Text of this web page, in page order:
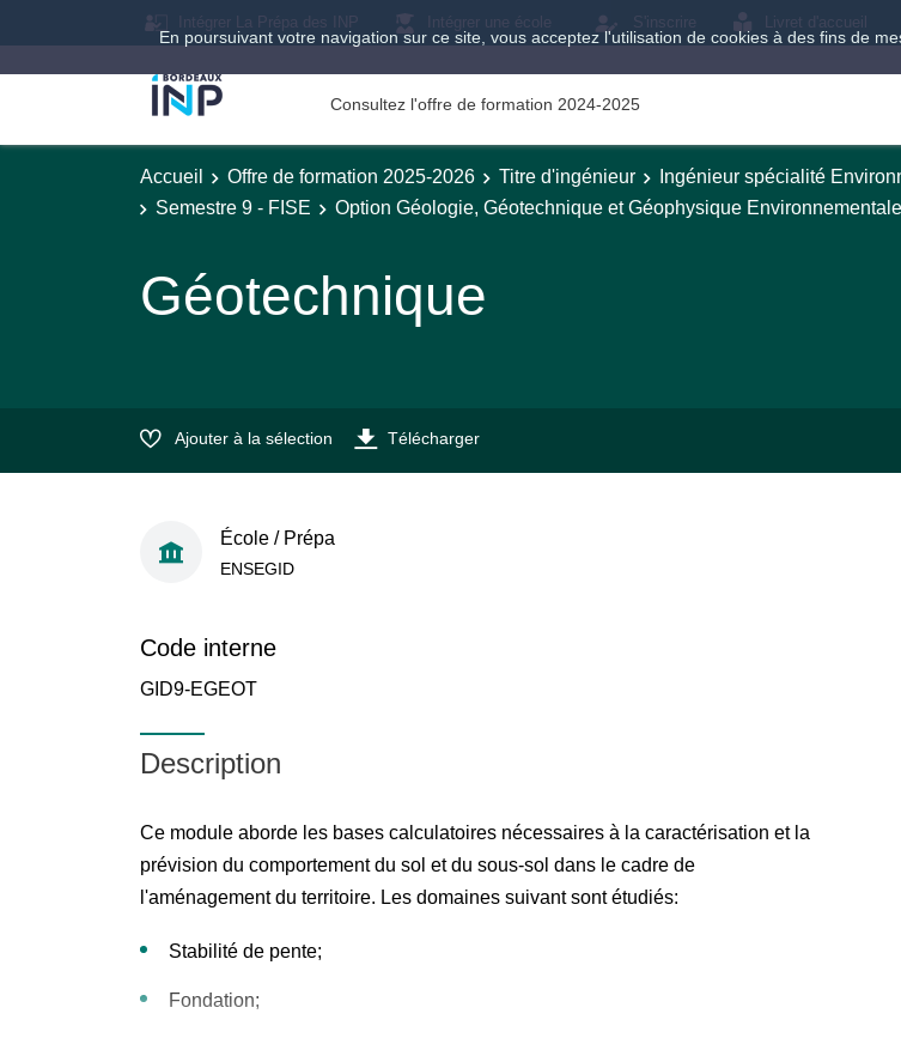
En poursuivant votre navigation sur ce site, vous acceptez l'utilisation de cookies à des fins de
Intégrer La Prépa des INP Intégrer une école S'inscrire Livret d'accueil
Consultez l'offre de formation 2024-2025
Accueil Offre de formation 2025-2026 Titre d'ingénieur
Ingénieur spécialité
Semestre 9 - FISE
Option Géologie, Géotechnique et Géophysique Environnementale
Géotechnique
Ajouter à la sélection Télécharger
École / Prépa
ENSEGID
Code interne
GID9-EGEOT
Description
Ce module aborde les bases calculatoires nécessaires à la caractérisation et la
prévision du comportement du sol et du sous-sol dans le cadre de
l'aménagement du territoire. Les domaines suivant sont étudiés:
Stabilité de pente;
Fondation;